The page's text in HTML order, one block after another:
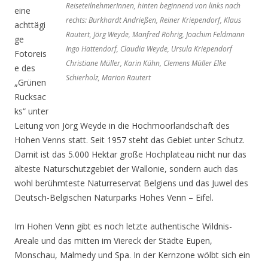
ReiseteilnehmerInnen, hinten beginnend von links nach
rechts: Burkhardt Andrießen, Reiner Kriependorf, Klaus
Rautert, Jörg Weyde, Manfred Röhrig, Joachim Feldmann
Ingo Hattendorf, Claudia Weyde, Ursula Kriependorf
Christiane Müller, Karin Kühn, Clemens Müller Elke
Schierholz, Marion Rautert
eine
achttägi
ge
Fotoreis
e des
„Grünen
Rucksac
ks“ unter
Leitung von Jörg Weyde in die Hochmoorlandschaft des
Hohen Venns statt. Seit 1957 steht das Gebiet unter Schutz.
Damit ist das 5.000 Hektar große Hochplateau nicht nur das
älteste Naturschutzgebiet der Wallonie, sondern auch das
wohl berühmteste Naturreservat Belgiens und das Juwel des
Deutsch-Belgischen Naturparks Hohes Venn – Eifel.
Im Hohen Venn gibt es noch letzte authentische Wildnis-
Areale und das mitten im Viereck der Städte Eupen,
Monschau, Malmedy und Spa. In der Kernzone wölbt sich ein